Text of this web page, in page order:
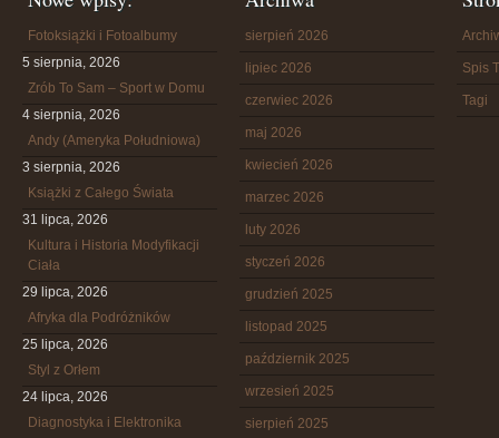
Fotoksiążki i Fotoalbumy
5 sierpnia, 2026
Zrób To Sam – Sport w Domu
4 sierpnia, 2026
Andy (Ameryka Południowa)
3 sierpnia, 2026
Książki z Całego Świata
31 lipca, 2026
Kultura i Historia Modyfikacji
Ciała
29 lipca, 2026
Afryka dla Podróżników
25 lipca, 2026
Styl z Orłem
24 lipca, 2026
Diagnostyka i Elektronika
sierpień 2026
lipiec 2026
czerwiec 2026
maj 2026
kwiecień 2026
marzec 2026
luty 2026
styczeń 2026
grudzień 2025
listopad 2025
październik 2025
wrzesień 2025
sierpień 2025
Spis
Tagi